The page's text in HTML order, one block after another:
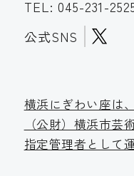
TEL: 045-231-
公式SNS
横浜にぎわい座は、
（公財）横浜市芸
指定管理者として